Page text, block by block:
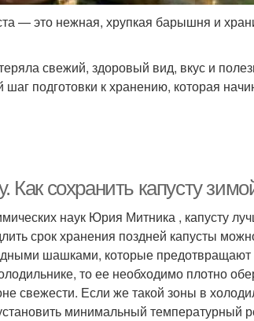
— это нежная, хрупкая барышня и
свежий, здоровый вид, вкус и
подготовки к хранению, которая
Как сохранить капусту
наук Юрия Митника , капусту
срок хранения поздней капусты
шашками, которые
то ее необходимо плотно
свежести. Если же такой зоны в
минимальный температурный